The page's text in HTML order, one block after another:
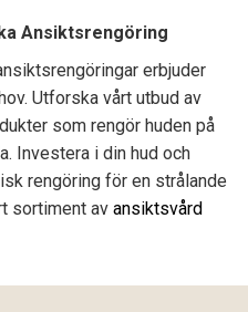
Ansiktsrengöring
erbjuder
Utforska vårt utbud av
som rengör huden på
Investera i din hud och
rengöring för en strålande
sortiment av ansiktsvård